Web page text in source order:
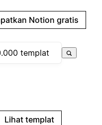
Notion gratis
Lihat templat